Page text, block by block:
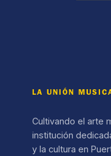
LA UNIÓN
Cultivando el arte
institución
y la cultura en